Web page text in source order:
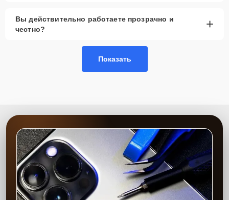
работ и долговечность вашего устройства
ремонта благодаря многолетнему опыту наших мастеров и
использованию современного оборудования. Мы предоставляем
Вы действительно работаете прозрачно и
честно?
+
Показать